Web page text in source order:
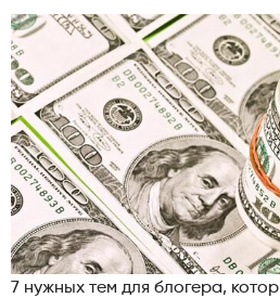
7 нужных тем для блогера,